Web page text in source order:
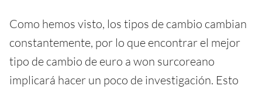
Como hemos visto, los tipos de cambio cambian
constantemente, por lo que encontrar el mejor
tipo de cambio de euro a won surcoreano
implicará hacer un poco de investigación. Esto